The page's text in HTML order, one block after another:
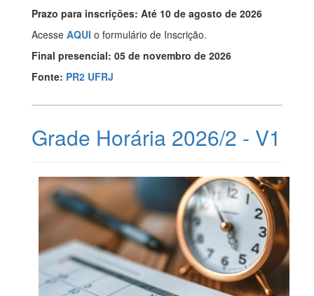
Prazo para inscrições: Até 10 de agosto de 2026
Acesse AQUI o formulário de Inscrição.
Final presencial: 05 de novembro de 2026
Fonte: PR2 UFRJ
Grade Horária 2026/2 - V1